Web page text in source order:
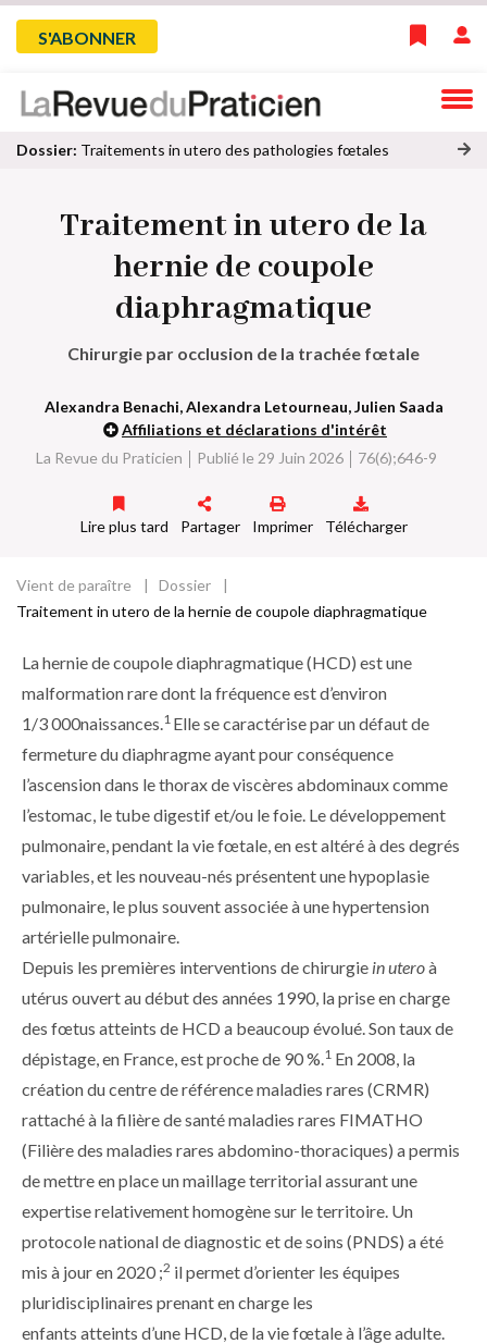
Skip
navigation
Menu
du
compte
l'utilisateur
S'ABONNER
Dossier: Traitements in utero des pathologies fœtales
Traitement in utero de la
hernie de coupole
diaphragmatique
Chirurgie par occlusion de la trachée fœtale
Alexandra Benachi, Alexandra Letourneau, Julien Saada
Affiliations et déclarations d'intérêt
La Revue du Praticien
Publié le 29 Juin 2026 76(6);646-9
Lire plus tard Partager Imprimer Télécharger
Fil
d'Ariane
Vient de paraître
Dossier
Traitement in utero de la hernie de coupole diaphragmatique
La hernie de coupole diaphragmatique (HCD) est une
malformation rare dont la fréquence est d’environ
1/3 000naissances.1 Elle se caractérise par un défaut de
fermeture du diaphragme ayant pour conséquence
l’ascension dans le thorax de viscères abdominaux comme
l’estomac, le tube digestif et/ou le foie. Le développement
pulmonaire, pendant la vie fœtale, en est altéré à des degrés
variables, et les nouveau-nés présentent une hypoplasie
pulmonaire, le plus souvent associée à une hypertension
artérielle pulmonaire.
Depuis les premières interventions de chirurgie in uteroà
utérus ouvert au début des années 1990, la prise en charge
des fœtus atteints de HCD a beaucoup évolué. Son taux de
dépistage, en France, est proche de 90 %.1 En 2008, la
création du centre de référence maladies rares (CRMR)
rattaché à la filière de santé maladies rares FIMATHO
(Filière des maladies rares abdomino-thoraciques) a permis
de mettre en place un maillage territorial assurant une
expertise relativement homogène sur le territoire. Un
protocole national de diagnostic et de soins (PNDS) a été
mis à jour en 2020 ;2 il permet d’orienter les équipes
pluridisciplinaires prenant en charge les
enfants atteints d’une HCD, de la vie fœtale à l’âge adulte.